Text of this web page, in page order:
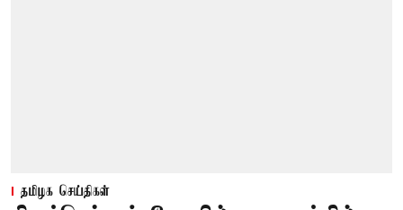
தமிழக செய்திகள்